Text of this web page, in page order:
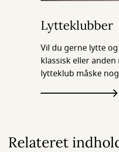
Lytteklubber
Vil du gerne lytte
klassisk eller anden
lytteklub måske
Relateret